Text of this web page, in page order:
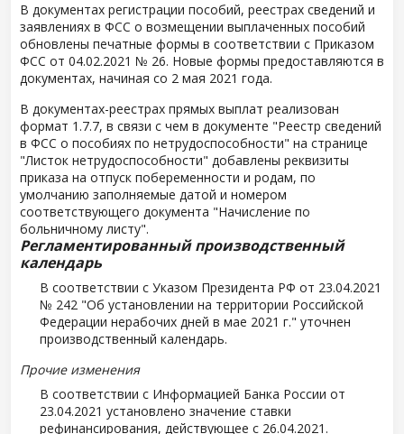
В документах регистрации пособий, реестрах сведений и
заявлениях в ФСС о возмещении выплаченных пособий
обновлены печатные формы в соответствии с Приказом
ФСС от 04.02.2021 № 26. Новые формы предоставляются в
документах, начиная со 2 мая 2021 года.
В документах-реестрах прямых выплат реализован
формат 1.7.7, в связи с чем в документе "Реестр сведений
в ФСС о пособиях по нетрудоспособности" на странице
"Листок нетрудоспособности" добавлены реквизиты
приказа на отпуск побеременности и родам, по
умолчанию заполняемые датой и номером
соответствующего документа "Начисление по
больничному листу".
Регламентированный производственный
календарь
В соответствии с Указом Президента РФ от 23.04.2021
№ 242 "Об установлении на территории Российской
Федерации нерабочих дней в мае 2021 г." уточнен
производственный календарь.
Прочие изменения
В соответствии с Информацией Банка России от
23.04.2021 установлено значение ставки
рефинансирования, действующее с 26.04.2021.